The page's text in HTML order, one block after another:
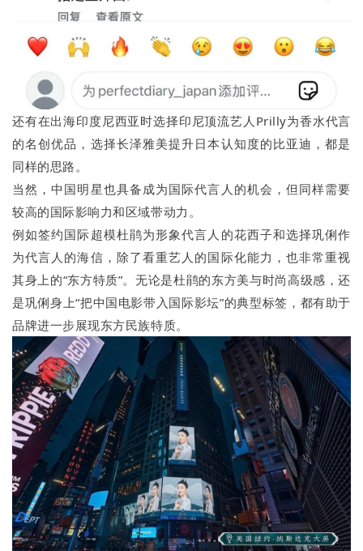
还有在出海印度尼西亚时选择印尼顶流艺人Prilly为香水代言
的名创优品，选择长泽雅美提升日本认知度的比亚迪，都是
同样的思路。
当然，中国明星也具备成为国际代言人的机会，但同样需要
较高的国际影响力和区域带动力。
例如签约国际超模杜鹃为形象代言人的花西子和选择巩俐作
为代言人的海信，除了看重艺人的国际化能力，也非常重视
其身上的“东方特质”。无论是杜鹃的东方美与时尚高级感，还
是巩俐身上“把中国电影带入国际影坛”的典型标签，都有助于
品牌进一步展现东方民族特质。